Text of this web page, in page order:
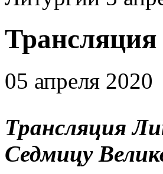
Трансляция
05 апреля 2020
Трансляция
Седмицу